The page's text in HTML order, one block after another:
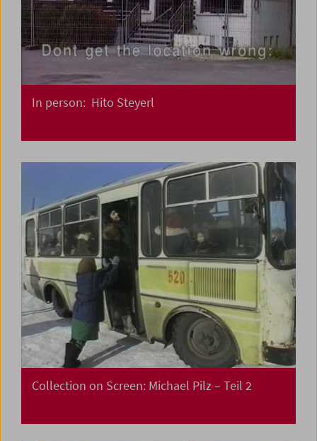
In person: Hito Steyerl
Collection on Screen: Michael Pilz – Teil 2